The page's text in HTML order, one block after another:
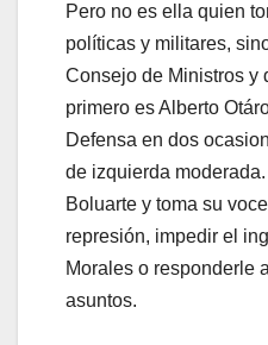
Pero no es ella quien
políticas y militares,
Consejo de Ministros y
primero es Alberto
Defensa en dos
de izquierda
Boluarte y toma su
represión, impedir el
Morales o responderle
asuntos.